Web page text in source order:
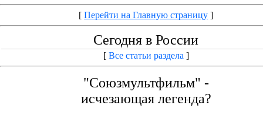
[ Перейти на Главную страницу ]
Сегодня в России
[ Все статьи раздела ]
"Союзмультфильм" -
исчезающая легенда?